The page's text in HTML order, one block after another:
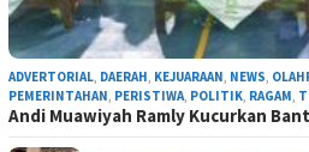
ADVERTORIAL DAERAH KEJUARAAN NEWS
PEMERINTAHAN PERISTIWA POLITIK RAGAM
Andi Muawiyah Ramly Kucurkan